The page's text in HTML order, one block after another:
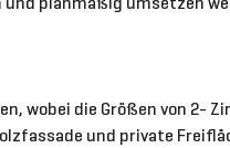
wobei die Größen von 2-
und private